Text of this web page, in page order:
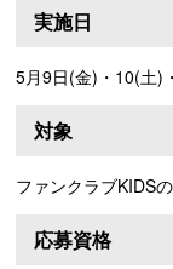
実施日
5月9日(金)・10(土)
対象
ファンクラブKIDS
応募資格